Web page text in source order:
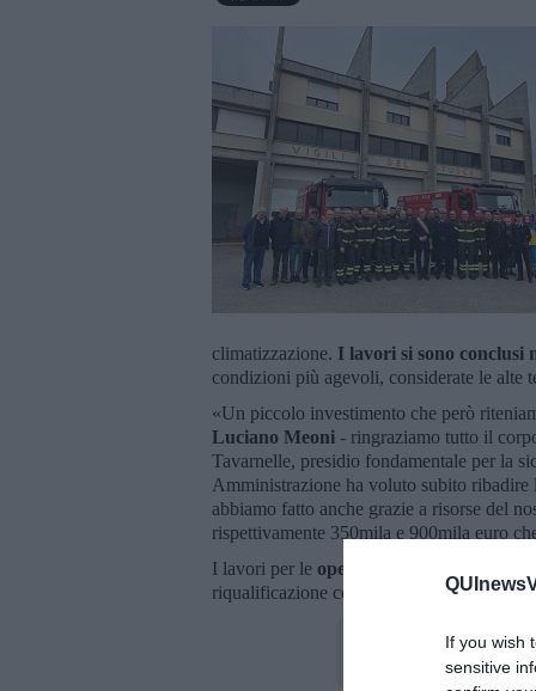
If you wish
sensitive
climatizzazione. I lavori si sono conclusi
condizioni più agevoli, considerate le alte
«Un piccolo investimento che però
Luciano Meoni - ringraziamo tutto il
Tavarnelle, presidio fondamentale per la
Amministrazione ha voluto subito
abbiamo fatto anche grazie a risorse del
rispettivamente 350mila e 900mila euro
I lavori per le opere di adeguamento
riqualificazione complessiva dello stabile.